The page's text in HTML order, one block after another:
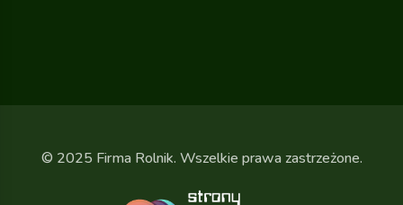
© 2025 Firma Rolnik. Wszelkie prawa zastrzeżone.